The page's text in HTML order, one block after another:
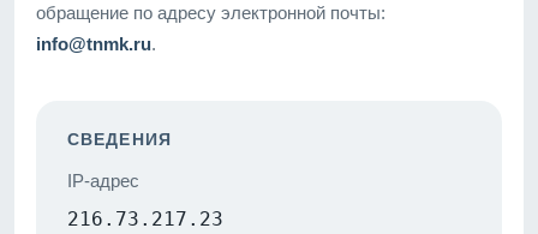
обращение по адресу электронной почты:
info@tnmk.ru.
СВЕДЕНИЯ
IP-адрес
216.73.217.23